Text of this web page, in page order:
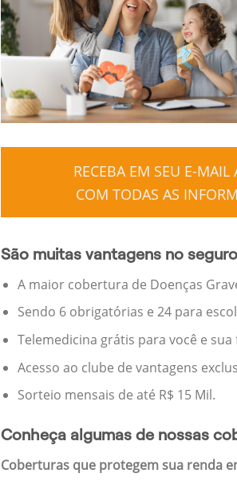
RECEBA EM SEU E-
COM TODAS AS
São muitas vantagens no
A maior cobertura de Doenças
Sendo 6 obrigatórias e 24 para
Telemedicina grátis para você e
Acesso ao clube de vantagens
Sorteio mensais de até R$ 15 Mil.
Conheça algumas de nossas
Coberturas que protegem sua renda